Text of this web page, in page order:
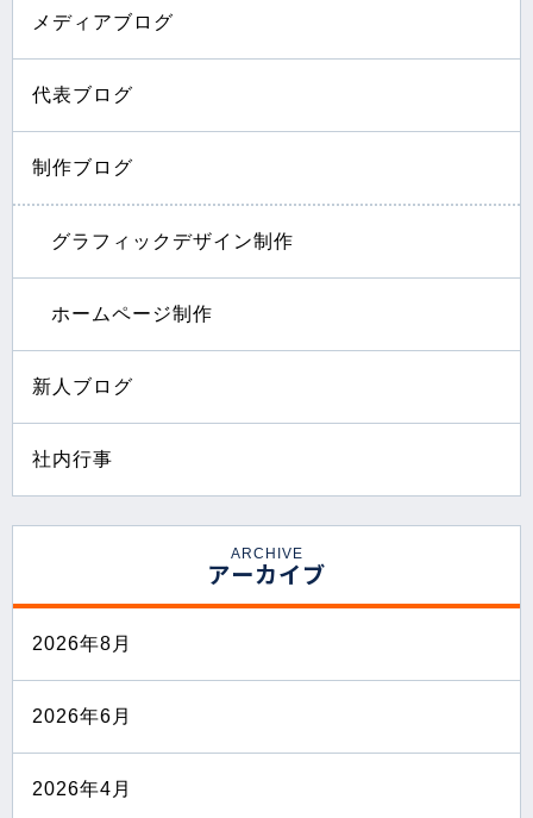
メディアブログ
代表ブログ
制作ブログ
グラフィックデザイン制作
ホームページ制作
新人ブログ
社内行事
ARCHIVE
アーカイブ
2026年8月
2026年6月
2026年4月